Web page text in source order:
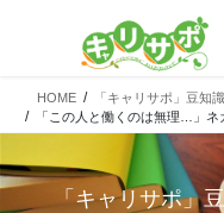
HOME 「キャリサポ」豆知識
「この人と働くのは無理…」
「キャリサポ」